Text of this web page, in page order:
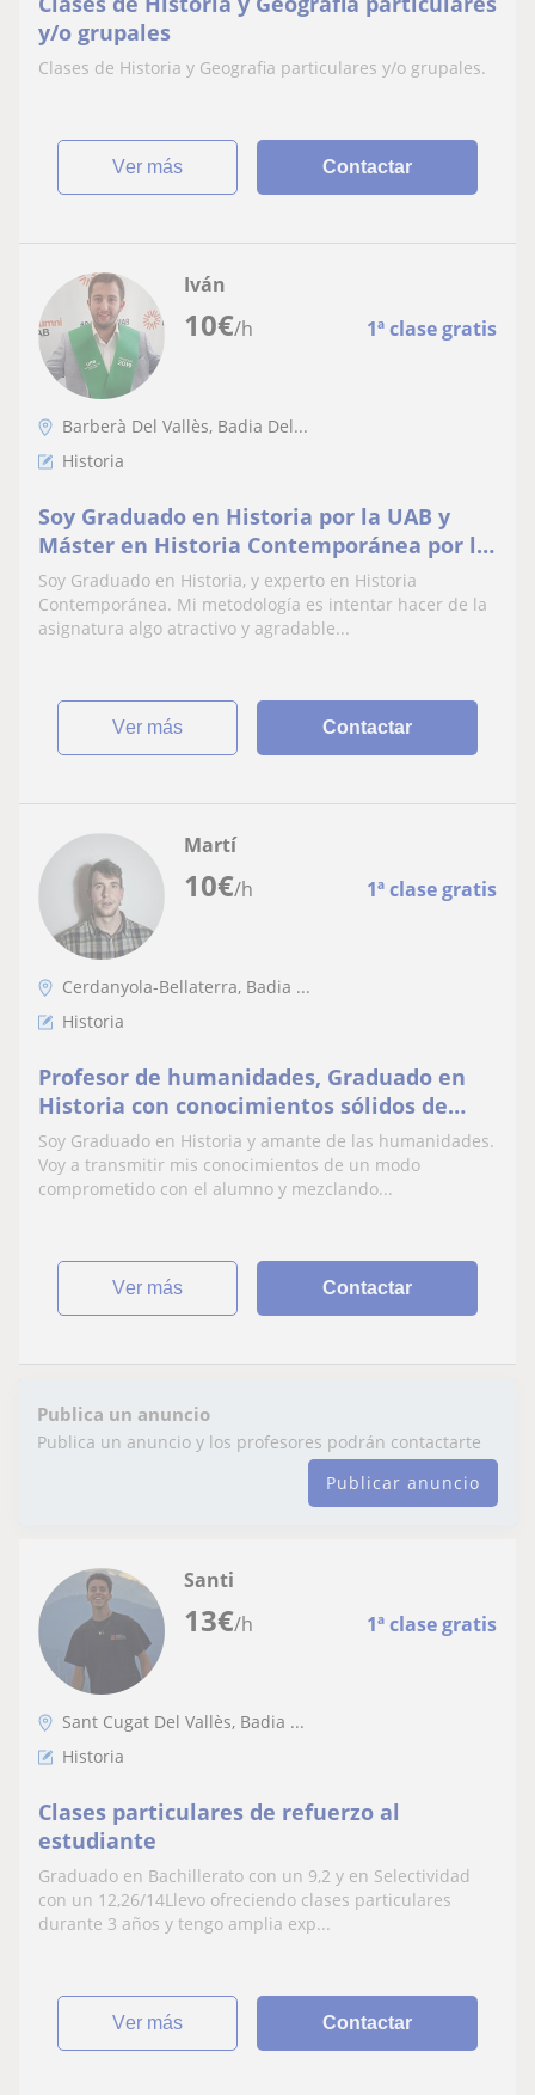
y/o grupales
Clases de Historia y Geografia particulares y/o grupales.
ver más Contactar
10€/h 1ª clase gratis
Iván
Barberà Del Vallès, Badia Del...
Historia
Soy Graduado en Historia por la UAB y
Máster en Historia Contemporánea por la
UAM. En formación para ejercer en
Secundaria y Bachillerato
Soy Graduado en Historia, y experto en Historia
Contemporánea. Mi metodología es intentar hacer de la
asignatura algo atractivo y agradable...
ver más Contactar
10€/h 1ª clase gratis
Martí
Cerdanyola-Bellaterra, Badia ...
Historia
Profesor de humanidades, Graduado en
Historia con conocimientos sólidos de
Filosofia, Latín, Griego, Literatura,
Historia del Arte y Geografia. Apasionado
por la enseñanza y con ganas de contagiar
Soy Graduado en Historia y amante de las humanidades.
Voy a transmitir mis conocimientos de un modo
comprometido con el alumno y mezclando...
ver más Contactar
Publica un anuncio
Publica un anuncio y los profesores podrán contactarte
Publicar anuncio
13€/h 1ª clase gratis
Santi
Sant Cugat Del Vallès, Badia ...
Historia
Clases particulares de refuerzo al
estudiante
Graduado en Bachillerato con un 9,2 y en Selectividad
con un 12,26/14Llevo ofreciendo clases particulares
durante 3 años y tengo amplia exp...
ver más Contactar